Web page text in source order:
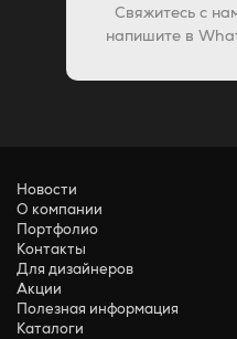
Свяжитесь с
напишите в
Новости
О компании
Портфолио
Контакты
Для дизайнеров
Акции
Полезная информация
Каталоги